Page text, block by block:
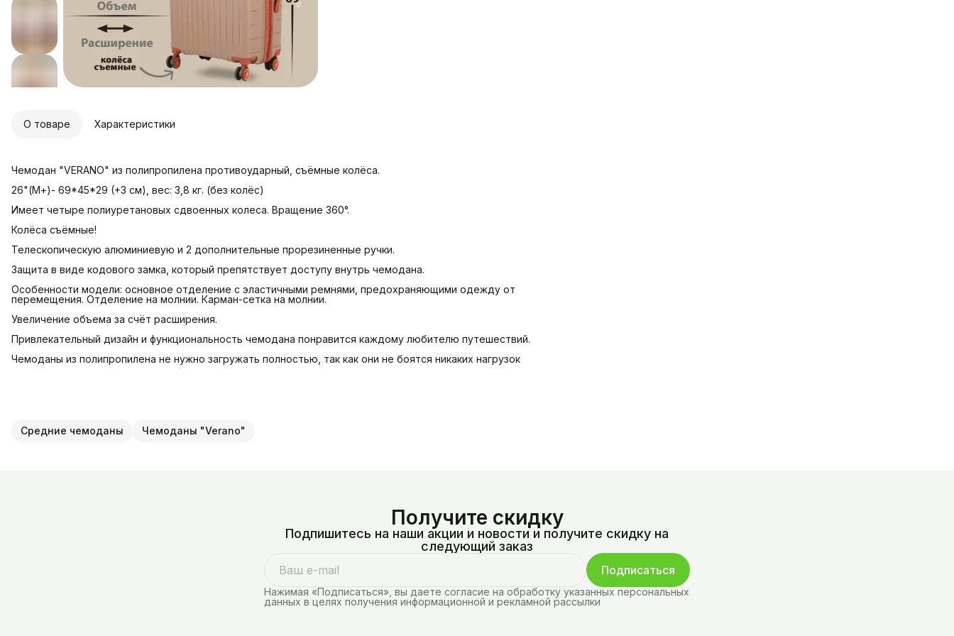
О товаре Характеристики
Чемодан "VERANO" из полипропилена противоударный, съёмные колёса.
26"(М+)- 69*45*29 (+3 см), вес: 3,8 кг. (без колёс)
Имеет четыре полиуретановых сдвоенных колеса. Вращение 360°.
Колёса съёмные!
Телескопическую алюминиевую и 2 дополнительные прорезиненные ручки.
Защита в виде кодового замка, который препятствует доступу внутрь чемодана.
Особенности модели: основное отделение с эластичными ремнями, предохраняющими одежду от
перемещения. Отделение на молнии. Карман-сетка на молнии.
Увеличение объема за счёт расширения.
Привлекательный дизайн и функциональность чемодана понравится каждому любителю путешествий.
Чемоданы из полипропилена не нужно загружать полностью, так как они не боятся никаких нагрузок
Средние чемоданы Чемоданы "Verano"
Получите скидку
Подпишитесь на наши акции и новости и получите скидку на
следующий заказ
Подписаться
Нажимая «Подписаться», вы даете согласие на обработку указанных персональных
данных в целях получения информационной и рекламной рассылки